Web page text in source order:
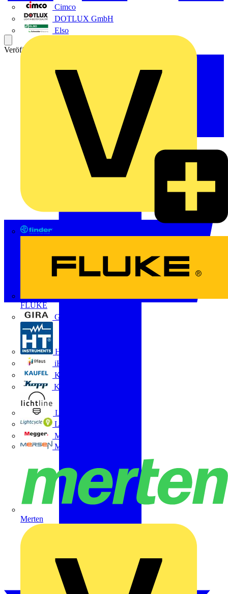
Cimco
DOTLUX GmbH
Elso
FLUKE
Gira
HT Instruments GmbH
iHaus
Kaufel
Kopp
Lichtline
LIGHTCYCLE
Megger
Mersen
Merten
Veröffentlicht: 19. Februar 2024